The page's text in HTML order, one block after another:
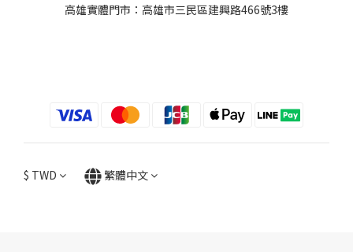
高雄實體門市：高雄市三民區建興路466號3樓
$ TWD 繁體中文